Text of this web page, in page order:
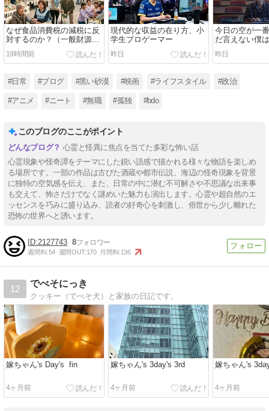
なぜ食品消費税の減税に反
対するのか？（一般財源問
題、インボイス問題）【国
内】
19時間前
現代的な収益の在り方、小
学生プロゲーマー
昨日
今日の空が一
だ言えない僕
映画】
昨日
#日常 #ブログ #黒い砂漠 #映画 #ライフスタイル #政治
#アニメ #ニート #無職 #孤独 #bdo
このブログのここがポイント
心霊と怪異に焦点を当てた多彩な怖い話
心霊現象や怪奇譚をテーマにした鋭い語感で描かれる様々な物語を楽しめ
る場所です。一部の作品は古びた酒蔵や都市伝説、海辺の怪奇現象を背景
に独特の空気感を伝え、また、日常の中に潜む不可解さや不思議な出来事
も交えて、怖さだけでなく謎めいた魅力も演出します。心霊や超自然のエ
ッセンスを巧みに盛り込み、読者の好奇心を刺激し、俗世から少し離れた
恐怖の世界へと誘います。
2127743 8
週間IN:54 週間OUT:170 月間IN:136
12
でべそにっき
クッキー（でべそ犬）と家族の日記です。
嫁ちゃん's Day's fin
4ヶ月前
嫁ちゃん's 3day's 3rd
4ヶ月前
嫁ちゃん's
4ヶ月前